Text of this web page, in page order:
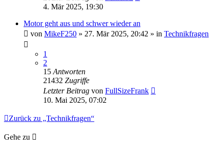
4. Mär 2025, 19:30
Motor geht aus und schwer wieder an
von MikeF250 » 27. Mär 2025, 20:42 » in Technikfragen
1
2
15 Antworten
21432 Zugriffe
Letzter Beitrag von FullSizeFrank
10. Mai 2025, 07:02
Zurück zu „Technikfragen“
Gehe zu